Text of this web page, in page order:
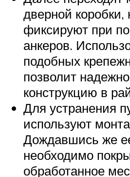
дверной коробки,
фиксируют при
анкеров.
подобных
позволит
конструкцию в
Для устранения
используют
Дождавшись же
необходимо
обработанное